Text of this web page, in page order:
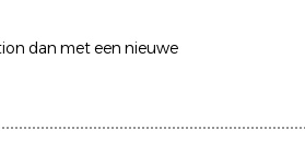
dan met een nieuwe